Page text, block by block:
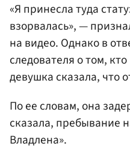
«Я принесла туда
взорвалась», —
на видео. Однако в
следователя о том,
девушка сказала, что
По ее словам, она
сказала, пребывание
Владлена».